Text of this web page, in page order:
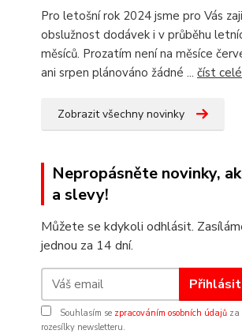
Pro letošní rok 2024 jsme pro Vás
obslužnost dodávek i v průběhu
měsíců. Prozatím není na měsíce
ani srpen plánováno žádné ... číst celé
Zobrazit všechny novinky
Nepropásněte novinky,
a slevy!
Můžete se kdykoli odhlásit.
jednou za 14 dní.
Souhlasím se zpracováním osobních údajů za
rozesílky newsletteru.